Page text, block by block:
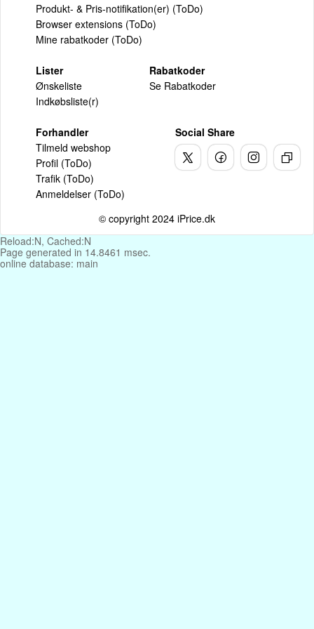
Produkt- & Pris-notifikation(er) (ToDo)
Browser extensions (ToDo)
Mine rabatkoder (ToDo)
Lister
Ønskeliste
Indkøbsliste(r)
Rabatkoder
Se Rabatkoder
Forhandler
Tilmeld webshop
Profil (ToDo)
Trafik (ToDo)
Anmeldelser (ToDo)
Social Share
© copyright 2024 iPrice.dk
Reload:N, Cached:N
Page generated in 14.8461 msec.
online database: main